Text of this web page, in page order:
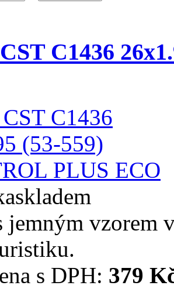
C1436
skladem
jemným vzorem
s DPH: 379